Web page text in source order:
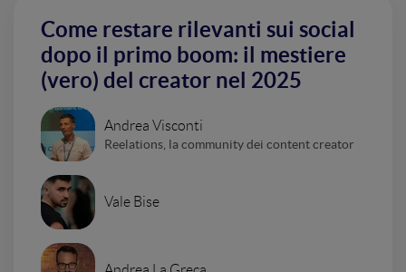
Come restare rilevanti sui social
dopo il primo boom: il mestiere
(vero) del creator nel 2025
Andrea Visconti
Reelations, la community dei content creator
Vale Bise